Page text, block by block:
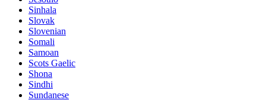
Sinhala
Slovak
Slovenian
Somali
Samoan
Scots Gaelic
Shona
Sindhi
Sundanese